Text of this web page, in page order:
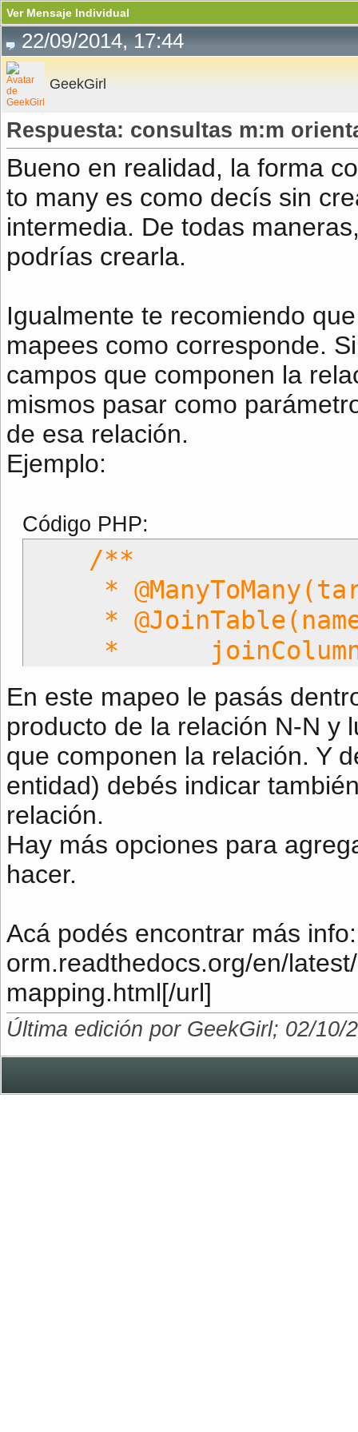
Ver Mensaje Individual
22/09/2014, 17:44
GeekGirl
Respuesta: consultas m:m
Bueno en realidad, la forma
to many es como decís sin
intermedia. De todas
podrías crearla.
Igualmente te recomiendo
mapees como corresponde.
campos que componen la
mismos pasar como
de esa relación.
Ejemplo:
Código PHP:
/**
*
*
*
*
* )
**/
private
En este mapeo le pasás
producto de la relación N-N y
que componen la relación. Y
entidad) debés indicar
relación.
Hay más opciones para
hacer.
Acá podés encontrar más
orm.readthedocs.org/en/
mapping.html[/url]
Última edición por GeekGirl; 02/10/